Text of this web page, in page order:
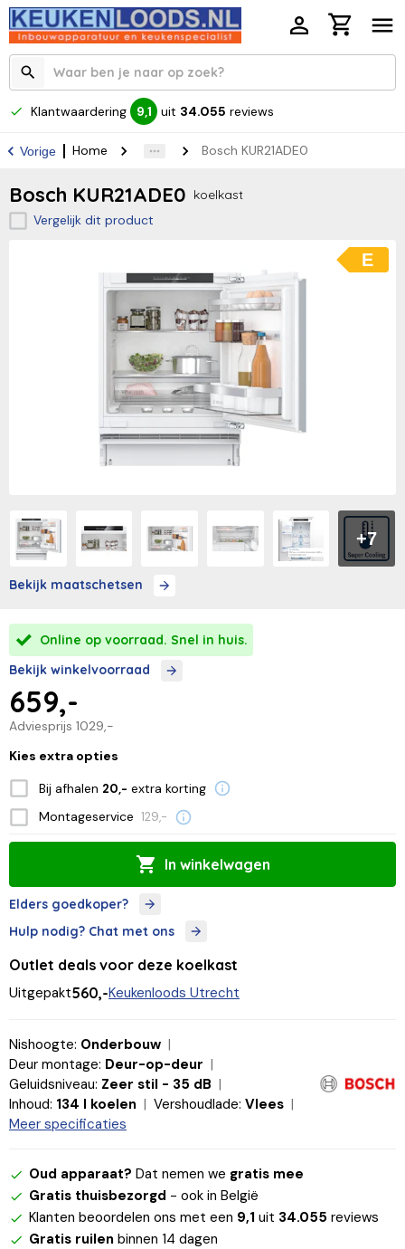
Klantwaardering 9,1 uit 34.055 reviews
Vorige Home Bosch KUR21ADE0
Bosch KUR21ADE0 koelkast
Vergelijk dit product
+7
E
Bekijk maatschetsen
Online op voorraad. Snel in huis.
Bekijk winkelvoorraad
Adviesprijs 1029,-
659,-
Kies extra opties
Bij afhalen 20,- extra korting
Montageservice 129,-
In winkelwagen
Elders goedkoper?
Hulp nodig? Chat met ons
Outlet deals voor deze koelkast
Uitgepakt560,-Keukenloods Utrecht
Nishoogte: Onderbouw
Deur montage: Deur-op-deur
Geluidsniveau: Zeer stil - 35 dB
Inhoud: 134 l koelen Vershoudlade: Vlees
Meer specificaties
Oud apparaat? Dat nemen we gratis mee
Gratis thuisbezorgd - ook in België
Klanten beoordelen ons met een 9,1 uit 34.055 reviews
Gratis ruilen binnen 14 dagen